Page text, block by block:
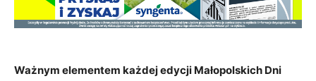
Ważnym elementem każdej edycji Małopolskich Dni